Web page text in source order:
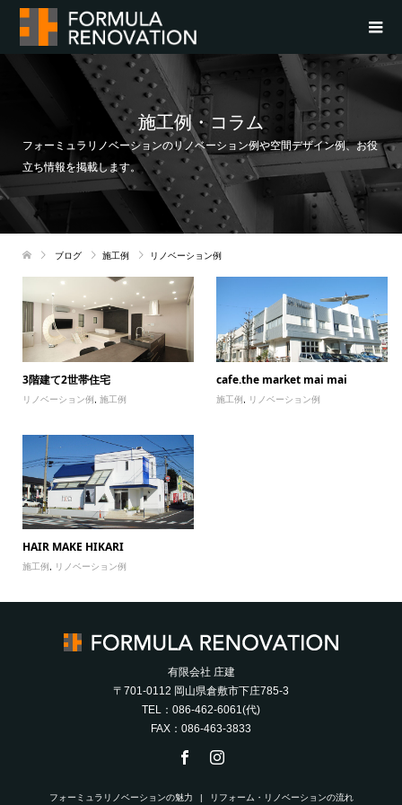
施工例・コラム
フォーミュラリノベーションのリノベーション例や空間デザイン例、お役
立ち情報を掲載します。
ブログ 施工例 リノベーション例
3階建て2世帯住宅
リノベーション例 , 施工例
cafe.the market mai mai
施工例 , リノベーション例
HAIR MAKE HIKARI
施工例 リノベーション例
有限会社 庄建
〒701-0112 岡山県倉敷市下庄785-3
TEL：086-462-6061(代)
FAX：086-463-3833
フォーミュラリノベーションの魅力 リフォーム・リノベーションの流れ